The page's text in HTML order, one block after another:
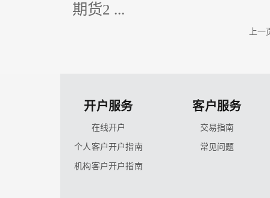
期货2 ...
上一
开户服务
在线开户
个人客户开户指南
机构客户开户指南
客户服务
交易指南
常见问题